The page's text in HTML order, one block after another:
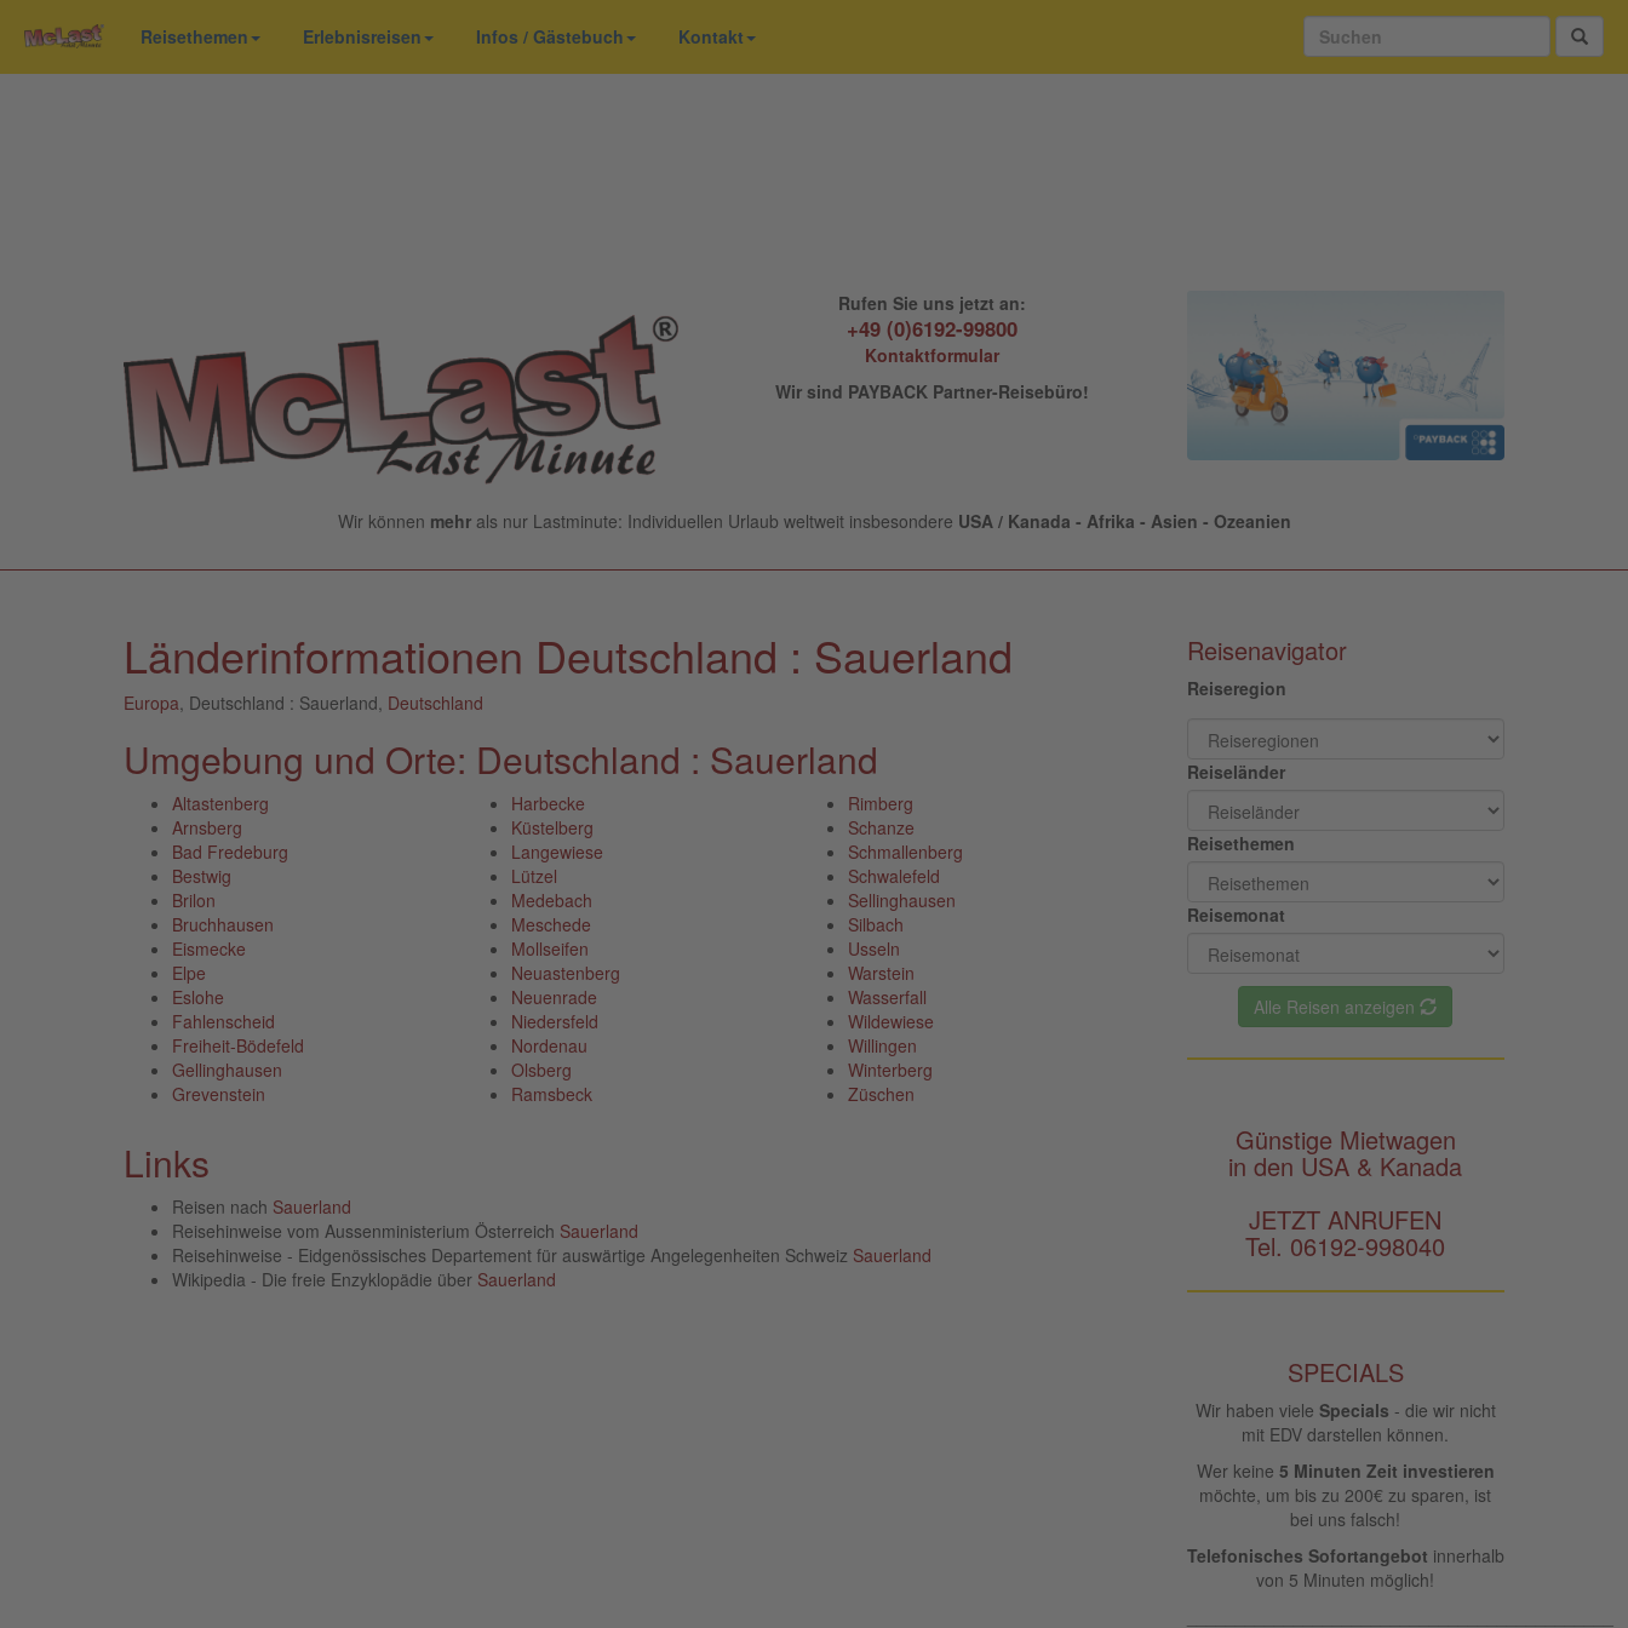
Rufen Sie uns jetzt an:
+49 (0)6192-99800
Kontaktformular
Wir sind PAYBACK Partner-Reisebüro!
Wir können mehrals nur Lastminute: Individuellen Urlaub weltweit insbesondere USA / Kanada - Afrika - Asien - Ozeanien
Reisethemen Erlebnisreisen Infos / Gästebuch Kontakt
Länderinformationen Deutschland : Sauerland
Europa , Deutschland : Sauerland, Deutschland
Umgebung und Orte: Deutschland : Sauerland
Altastenberg
Arnsberg
Bad Fredeburg
Bestwig
Brilon
Bruchhausen
Eismecke
Elpe
Eslohe
Fahlenscheid
Freiheit-Bödefeld
Gellinghausen
Grevenstein
Harbecke
Küstelberg
Langewiese
Lützel
Medebach
Meschede
Mollseifen
Neuastenberg
Neuenrade
Niedersfeld
Nordenau
Olsberg
Ramsbeck
Rimberg
Schanze
Schmallenberg
Schwalefeld
Sellinghausen
Silbach
Usseln
Warstein
Wasserfall
Wildewiese
Willingen
Winterberg
Züschen
Links
Reisen nach Sauerland
Reisehinweise vom Aussenministerium Österreich Sauerland
Reisehinweise - Eidgenössisches Departement für auswärtige Angelegenheiten Schweiz Sauerland
Wikipedia - Die freie Enzyklopädie über Sauerland
Reisenavigator
Reiseregion
Reiseländer
Reisethemen
Reisemonat
Alle Reisen anzeigen
Günstige Mietwagen
in den USA & Kanada
JETZT ANRUFEN
Tel. 06192-998040
SPECIALS
Wir haben viele Specials - die wir nicht
mit EDV darstellen können.
Wer keine 5 Minuten Zeit investieren
möchte, um bis zu 200€ zu sparen, ist
bei uns falsch!
Telefonisches Sofortangebot innerhalb
von 5 Minuten möglich!